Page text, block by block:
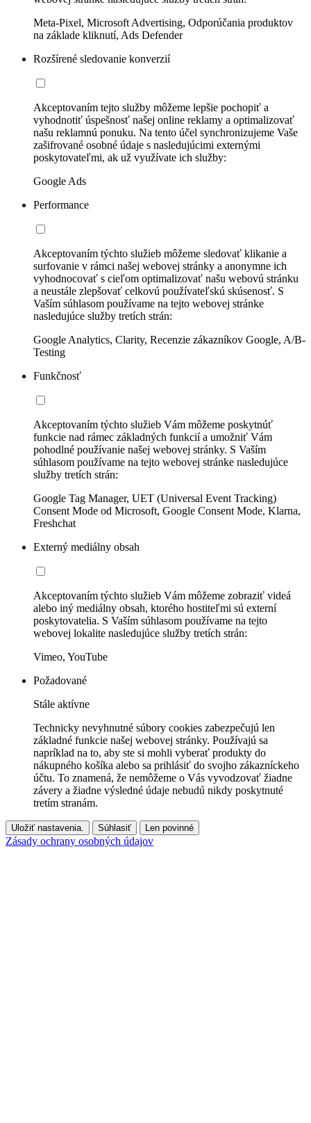
Meta-Pixel, Microsoft Advertising, Odporúčania produktov
na základe kliknutí, Ads Defender
Rozšírené sledovanie konverzií
Akceptovaním tejto služby môžeme lepšie pochopiť a
vyhodnotiť úspešnosť našej online reklamy a optimalizovať
našu reklamnú ponuku. Na tento účel synchronizujeme Vaše
zašifrované osobné údaje s nasledujúcimi externými
poskytovateľmi, ak už využívate ich služby:
Google Ads
Performance
Akceptovaním týchto služieb môžeme sledovať klikanie a
surfovanie v rámci našej webovej stránky a anonymne ich
vyhodnocovať s cieľom optimalizovať našu webovú stránku
a neustále zlepšovať celkovú používateľskú skúsenosť. S
Vaším súhlasom používame na tejto webovej stránke
nasledujúce služby tretích strán:
Google Analytics, Clarity, Recenzie zákazníkov Google, A/B-
Testing
Funkčnosť
Akceptovaním týchto služieb Vám môžeme poskytnúť
funkcie nad rámec základných funkcií a umožniť Vám
pohodlné používanie našej webovej stránky. S Vaším
súhlasom používame na tejto webovej stránke nasledujúce
služby tretích strán:
Google Tag Manager, UET (Universal Event Tracking)
Consent Mode od Microsoft, Google Consent Mode, Klarna,
Freshchat
Externý mediálny obsah
Akceptovaním týchto služieb Vám môžeme zobraziť videá
alebo iný mediálny obsah, ktorého hostiteľmi sú externí
poskytovatelia. S Vaším súhlasom používame na tejto
webovej lokalite nasledujúce služby tretích strán:
Vimeo, YouTube
Požadované
Stále aktívne
Technicky nevyhnutné súbory cookies zabezpečujú len
základné funkcie našej webovej stránky. Používajú sa
napríklad na to, aby ste si mohli vyberať produkty do
nákupného košíka alebo sa prihlásiť do svojho zákazníckeho
účtu. To znamená, že nemôžeme o Vás vyvodzovať žiadne
závery a žiadne výsledné údaje nebudú nikdy poskytnuté
tretím stranám.
Uložiť nastavenia. Súhlasiť Len povinné
Zásady ochrany osobných údajov